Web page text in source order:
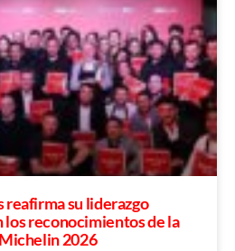
reafirma su liderazgo
los reconocimientos de la
2026